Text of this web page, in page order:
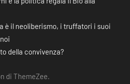
è il neoliberismo, i truffatori i suoi
della convivenza?
di ThemeZee.